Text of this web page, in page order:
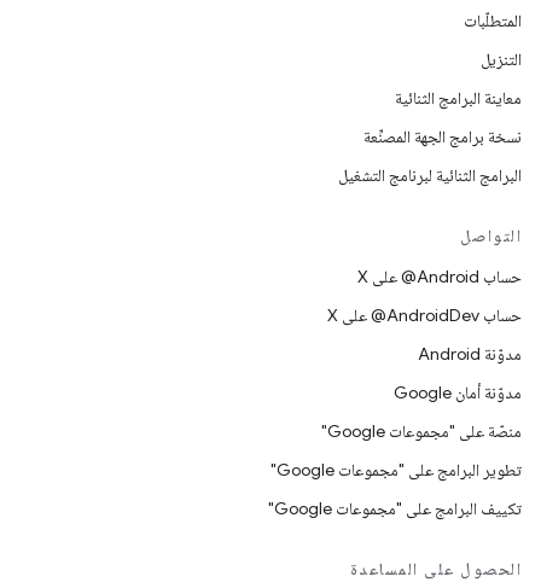
المتطلّبات
التنزيل
معاينة البرامج الثنائية
نسخة برامج الجهة المصنِّعة
البرامج الثنائية لبرنامج التشغيل
التواصل
حساب ‎@Android على X
حساب ‎@AndroidDev على X
مدوّنة Android
مدوّنة أمان Google
منصّة على "مجموعات Google"
تطوير البرامج على "مجموعات Google"
تكييف البرامج على "مجموعات Google"
الحصول على المساعدة